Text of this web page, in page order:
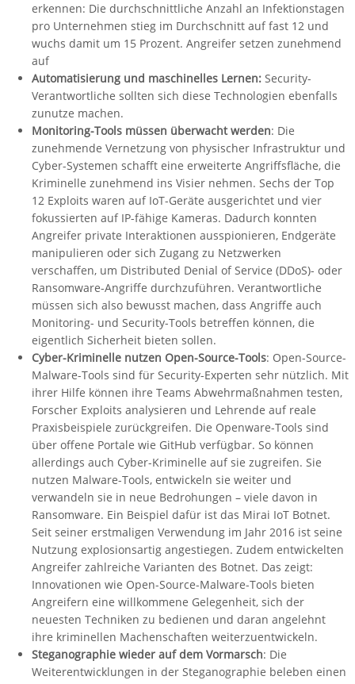
erkennen: Die durchschnittliche Anzahl an Infektionstagen
pro Unternehmen stieg im Durchschnitt auf fast 12 und
wuchs damit um 15 Prozent. Angreifer setzen zunehmend
auf
Automatisierung und maschinelles Lernen: Security-
Verantwortliche sollten sich diese Technologien ebenfalls
zunutze machen.
Monitoring-Tools müssen überwacht werden: Die
zunehmende Vernetzung von physischer Infrastruktur und
Cyber-Systemen schafft eine erweiterte Angriffsfläche, die
Kriminelle zunehmend ins Visier nehmen. Sechs der Top
12 Exploits waren auf IoT-Geräte ausgerichtet und vier
fokussierten auf IP-fähige Kameras. Dadurch konnten
Angreifer private Interaktionen ausspionieren, Endgeräte
manipulieren oder sich Zugang zu Netzwerken
verschaffen, um Distributed Denial of Service (DDoS)- oder
Ransomware-Angriffe durchzuführen. Verantwortliche
müssen sich also bewusst machen, dass Angriffe auch
Monitoring- und Security-Tools betreffen können, die
eigentlich Sicherheit bieten sollen.
Cyber-Kriminelle nutzen Open-Source-Tools: Open-Source-
Malware-Tools sind für Security-Experten sehr nützlich. Mit
ihrer Hilfe können ihre Teams Abwehrmaßnahmen testen,
Forscher Exploits analysieren und Lehrende auf reale
Praxisbeispiele zurückgreifen. Die Openware-Tools sind
über offene Portale wie GitHub verfügbar. So können
allerdings auch Cyber-Kriminelle auf sie zugreifen. Sie
nutzen Malware-Tools, entwickeln sie weiter und
verwandeln sie in neue Bedrohungen – viele davon in
Ransomware. Ein Beispiel dafür ist das Mirai IoT Botnet.
Seit seiner erstmaligen Verwendung im Jahr 2016 ist seine
Nutzung explosionsartig angestiegen. Zudem entwickelten
Angreifer zahlreiche Varianten des Botnet. Das zeigt:
Innovationen wie Open-Source-Malware-Tools bieten
Angreifern eine willkommene Gelegenheit, sich der
neuesten Techniken zu bedienen und daran angelehnt
ihre kriminellen Machenschaften weiterzuentwickeln.
Steganographie wieder auf dem Vormarsch: Die
Weiterentwicklungen in der Steganographie beleben einen